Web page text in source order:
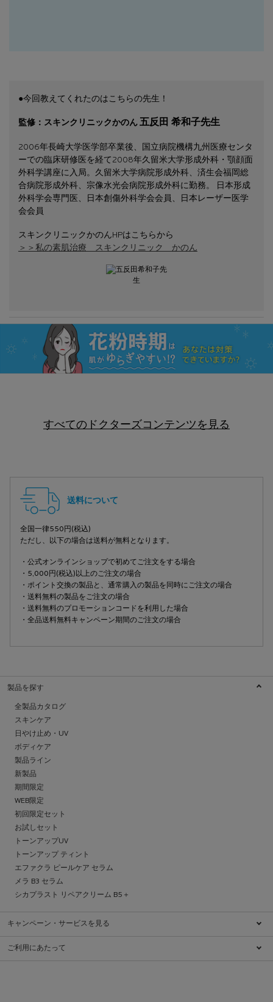
●今回教えてくれたのはこちらの先生！
監修：スキンクリニックかのん 五反田 希和子先生
2006年長崎大学医学部卒業後、国立病院機構九州医療センタ
ーでの臨床研修医を経て2008年久留米大学形成外科・顎顔面
外科学講座に入局。久留米大学病院形成外科、済生会福岡総
合病院形成外科、宗像水光会病院形成外科に勤務。 日本形成
外科学会専門医、日本創傷外科学会会員、日本レーザー医学
会会員
スキンクリニックかのんHPはこちらから
＞＞私の素肌治療 スキンクリニック かのん
すべてのドクターズコンテンツを見る
送料について
全国一律550円(税込)
ただし、以下の場合は送料が無料となります。
・公式オンラインショップで初めてご注文をする場合
・5,000円(税込)以上のご注文の場合
・ポイント交換の製品と、通常購入の製品を同時にご注文の場合
・送料無料の製品をご注文の場合
・送料無料のプロモーションコードを利用した場合
・全品送料無料キャンペーン期間のご注文の場合
製品を探す
全製品カタログ
スキンケア
日やけ止め・UV
ボディケア
製品ライン
新製品
期間限定
WEB限定
初回限定セット
お試しセット
トーンアップUV
トーンアップ ティント
エファクラ ピールケア セラム
メラ B3 セラム
シカプラスト リペアクリーム B5＋
キャンペーン・サービスを見る
キャンペーン一覧
ご利用にあたって